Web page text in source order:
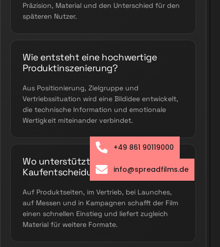
Präzision, Material und den Unterschied für den
späteren Nutzer.
Wie entsteht eine hochwertige
Produktinszenierung?
Aus Positionierung, Zielgruppe und
Vertriebssituation wird eine Bildidee entwickelt,
die technische Information und emotionale
Wertigkeit miteinander verbindet.
Wo unterstützt der Film die
Kaufentscheidung?
Auf Produktseiten, im Vertrieb, bei Launches,
auf Messen und in Kampagnen schafft der Film
einen schnellen Einstieg und liefert zugleich
Material für weitere Formate.
+49 861 90119000
info@spreadfilms.de